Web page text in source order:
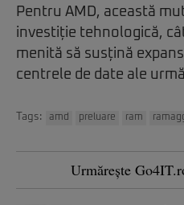
Pentru AMD, această
investiție tehnologică,
menită să susțină
centrele de date ale
Tags: amd preluare ram
Urmărește